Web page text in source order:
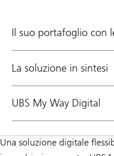
Il suo portafoglio con
La soluzione in sintesi
UBS My Way Digital
Una soluzione digitale